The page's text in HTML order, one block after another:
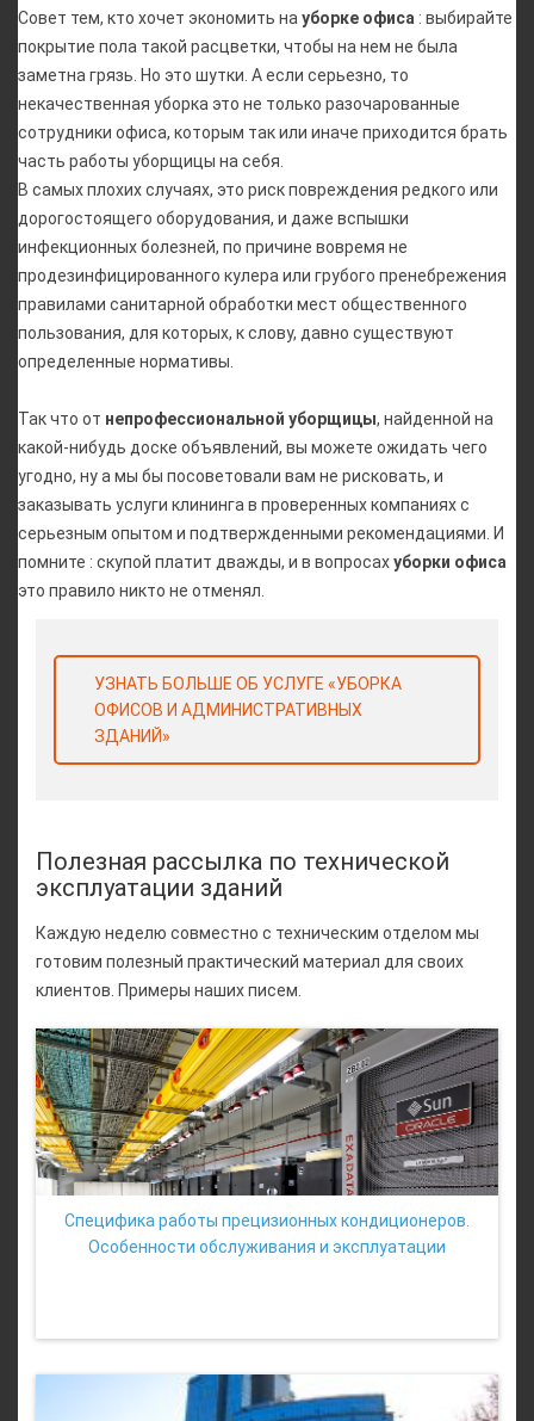
Совет тем, кто хочет экономить на уборке офиса : выбирайте
покрытие пола такой расцветки, чтобы на нем не была
заметна грязь. Но это шутки. А если серьезно, то
некачественная уборка это не только разочарованные
сотрудники офиса, которым так или иначе приходится брать
часть работы уборщицы на себя.
В самых плохих случаях, это риск повреждения редкого или
дорогостоящего оборудования, и даже вспышки
инфекционных болезней, по причине вовремя не
продезинфицированного кулера или грубого пренебрежения
правилами санитарной обработки мест общественного
пользования, для которых, к слову, давно существуют
определенные нормативы.
Так что от непрофессиональной уборщицы, найденной на
какой-нибудь доске объявлений, вы можете ожидать чего
угодно, ну а мы бы посоветовали вам не рисковать, и
заказывать услуги клининга в проверенных компаниях с
серьезным опытом и подтвержденными рекомендациями. И
помните : скупой платит дважды, и в вопросахуборки офиса
это правило никто не отменял.
УЗНАТЬ БОЛЬШЕ ОБ УСЛУГЕ «УБОРКА
ОФИСОВ И АДМИНИСТРАТИВНЫХ
ЗДАНИЙ»
Полезная рассылка по технической
эксплуатации зданий
Каждую неделю совместно с техническим отделом мы
готовим полезный практический материал для своих
клиентов. Примеры наших писем.
Специфика работы прецизионных кондиционеров.
Особенности обслуживания и эксплуатации